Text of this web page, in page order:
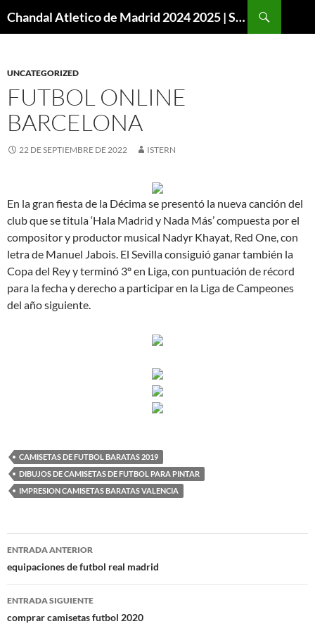
Chandal Atletico de Madrid 2024 2025 | SuperVigo
UNCATEGORIZED
FUTBOL ONLINE
BARCELONA
22 DE SEPTIEMBRE DE 2022 ISTERN
En la gran fiesta de la Décima se presentó la nueva canción del
club que se titula ‘Hala Madrid y Nada Más’ compuesta por el
compositor y productor musical Nadyr Khayat, Red One, con
letra de Manuel Jabois. El Sevilla consiguió ganar también la
Copa del Rey y terminó 3º en Liga, con puntuación de récord
para la fecha y derecho a participar en la Liga de Campeones
del año siguiente.
CAMISETAS DE FUTBOL BARATAS 2019
DIBUJOS DE CAMISETAS DE FUTBOL PARA PINTAR
IMPRESION CAMISETAS BARATAS VALENCIA
Navegación
de
entradas
ENTRADA ANTERIOR
equipaciones de futbol real madrid
ENTRADA SIGUIENTE
comprar camisetas futbol 2020